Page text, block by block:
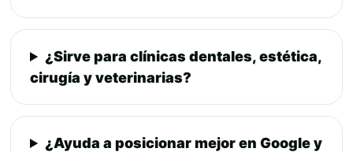
¿Sirve para clínicas dentales, estética,
cirugía y veterinarias?
¿Ayuda a posicionar mejor en Google y